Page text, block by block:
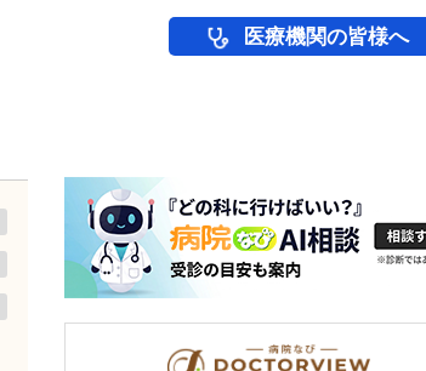
医療機関の皆様へ